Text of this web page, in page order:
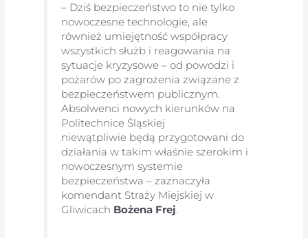
– Dziś bezpieczeństwo to nie tylko
nowoczesne technologie, ale
również umiejętność współpracy
wszystkich służb i reagowania na
sytuacje kryzysowe – od powodzi i
pożarów po zagrożenia związane z
bezpieczeństwem publicznym.
Absolwenci nowych kierunków na
Politechnice Śląskiej
niewątpliwie będą przygotowani do
działania w takim właśnie szerokim i
nowoczesnym systemie
bezpieczeństwa – zaznaczyła
komendant Straży Miejskiej w
Gliwicach Bożena Frej.